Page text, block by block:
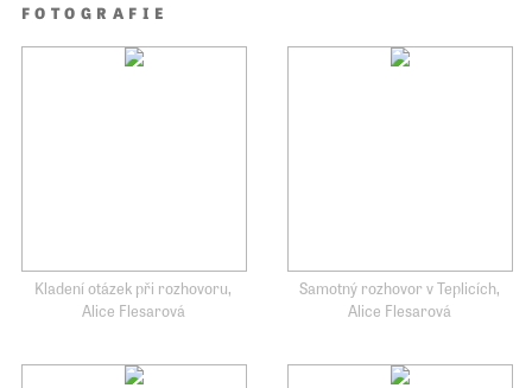
FOTOGRAFIE
Kladení otázek při rozhovoru,
Alice Flesarová
Samotný rozhovor v Teplicích,
Alice Flesarová